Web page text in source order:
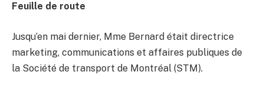
Feuille de route
Jusqu’en mai dernier, Mme Bernard était directrice
marketing, communications et affaires publiques de
la Société de transport de Montréal (STM).